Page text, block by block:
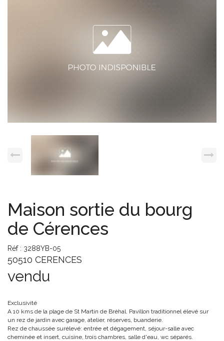
Maison sortie du bourg
de Cérences
Réf : 3288YB-05
50510 CERENCES
vendu
Exclusivité
A 10 kms de la plage de St Martin de Bréhal. Pavillon traditionnel élevé sur
un rez de jardin avec garage, atelier, réserves, buanderie.
Rez de chaussée surélevé: entrée et dégagement, séjour-salle avec
cheminée et insert, cuisine, trois chambres, salle d'eau, wc séparés.